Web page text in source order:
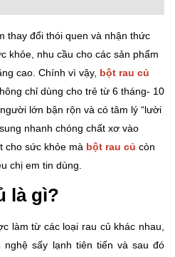
thay đổi thói quen và nhận thức
khỏe, nhu cầu cho các sản phẩm
cao. Chính vì vậy, bột rau củ
chỉ dùng cho trẻ từ 6 tháng- 10
lớn bận rộn và có tâm lý “lười
nhanh chóng chất xơ vào
cho sức khỏe mà bột rau củ còn
chị em tin dùng.
là gì?
làm từ các loại rau củ khác nhau,
sấy lạnh tiên tiến và sau đó